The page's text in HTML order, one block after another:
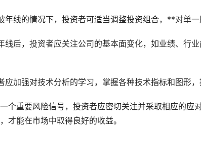
年线的情况下，投资者可适当调整投资组合，**对单一
线后，投资者应关注公司的基本面变化，如业绩、行
应加强对技术分析的学习，掌握各种技术指标和图形，
个重要风险信号，投资者应密切关注并采取相应的应
才能在市场中取得良好的收益。